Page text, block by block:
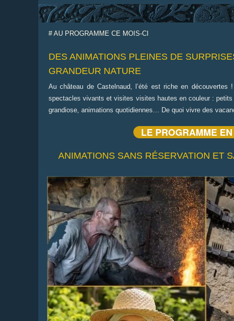
# AU PROGRAMME CE MOIS-CI
DES ANIMATIONS PLEINES DE
GRANDEUR NATURE
Au château de Castelnaud, l’été est riche en découvertes
spectacles vivants et visites visites hautes en couleur : petits
grandiose, animations quotidiennes… De quoi vivre des
LE PROGRAMME
ANIMATIONS SANS RÉSERVATION ET